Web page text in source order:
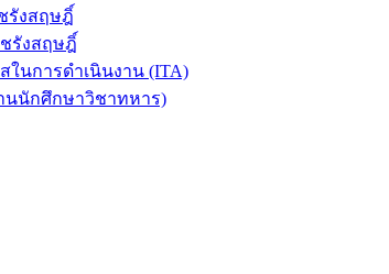
รังสฤษฎิ์
รังสฤษฎิ์
นการดำเนินงาน (ITA)
นนักศึกษาวิชาทหาร)